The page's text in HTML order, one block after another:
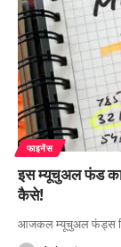
फाइनेंस
इस म्यूचुअल फंड का
कैसे!
आजकल म्यूचुअल फंड्स